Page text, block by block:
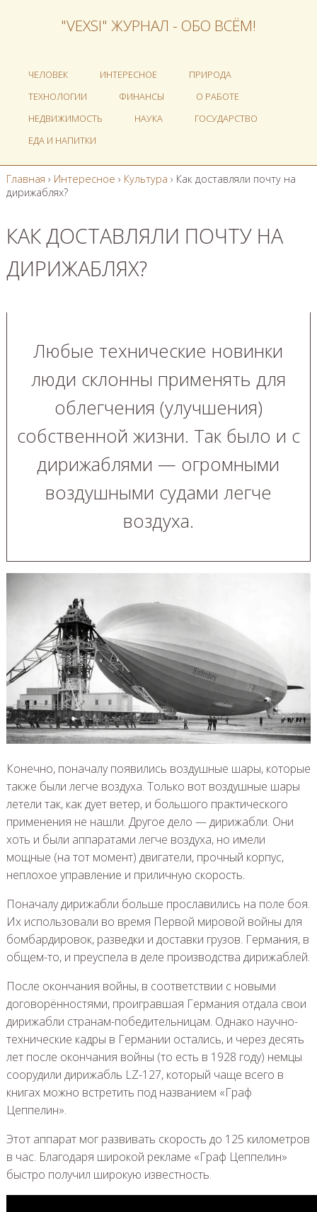
"VEXSI" ЖУРНАЛ - ОБО ВСЁМ!
ЧЕЛОВЕК ИНТЕРЕСНОЕ
ПРИРОДА
ТЕХНОЛОГИИ
ФИНАНСЫ
О РАБОТЕ
НЕДВИЖИМОСТЬ
НАУКА
ГОСУДАРСТВО
ЕДА И НАПИТКИ
Главная › Интересное › Культура › Как доставляли почту на
дирижаблях?
КАК ДОСТАВЛЯЛИ ПОЧТУ НА
ДИРИЖАБЛЯХ?
Любые технические новинки
люди склонны применять для
облегчения (улучшения)
собственной жизни. Так было и с
дирижаблями — огромными
воздушными судами легче
воздуха.
Конечно, поначалу появились воздушные шары, которые
также были легче воздуха. Только вот воздушные шары
летели так, как дует ветер, и большого практического
применения не нашли. Другое дело — дирижабли. Они
хоть и были аппаратами легче воздуха, но имели
мощные (на тот момент) двигатели, прочный корпус,
неплохое управление и приличную скорость.
Поначалу дирижабли больше прославились на поле боя.
Их использовали во время Первой мировой войны для
бомбардировок, разведки и доставки грузов. Германия, в
общем-то, и преуспела в деле производства дирижаблей.
После окончания войны, в соответствии с новыми
договорённостями, проигравшая Германия отдала свои
дирижабли странам-победительницам. Однако научно-
технические кадры в Германии остались, и через десять
лет после окончания войны (то есть в 1928 году) немцы
соорудили дирижабль LZ-127, который чаще всего в
книгах можно встретить под названием «Граф
Цеппелин».
Этот аппарат мог развивать скорость до 125 километров
в час. Благодаря широкой рекламе «Граф Цеппелин»
быстро получил широкую известность.